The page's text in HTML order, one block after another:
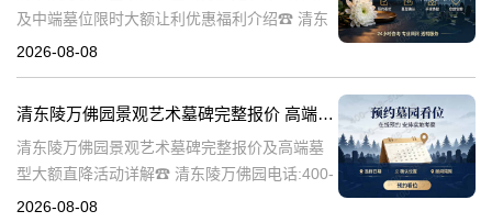
及中端墓位限时大额让利优惠福利介绍☎ 清东
陵万佛园电话:400-838-5063清东陵万佛园，作
2026-08-08
清东陵万佛园景观艺术墓碑完整报价 高端墓型大额直降活动详解
清东陵万佛园景观艺术墓碑完整报价及高端墓
型大额直降活动详解☎ 清东陵万佛园电话:400-
838-5063清东陵万佛园，作为中国历史悠久的
2026-08-08